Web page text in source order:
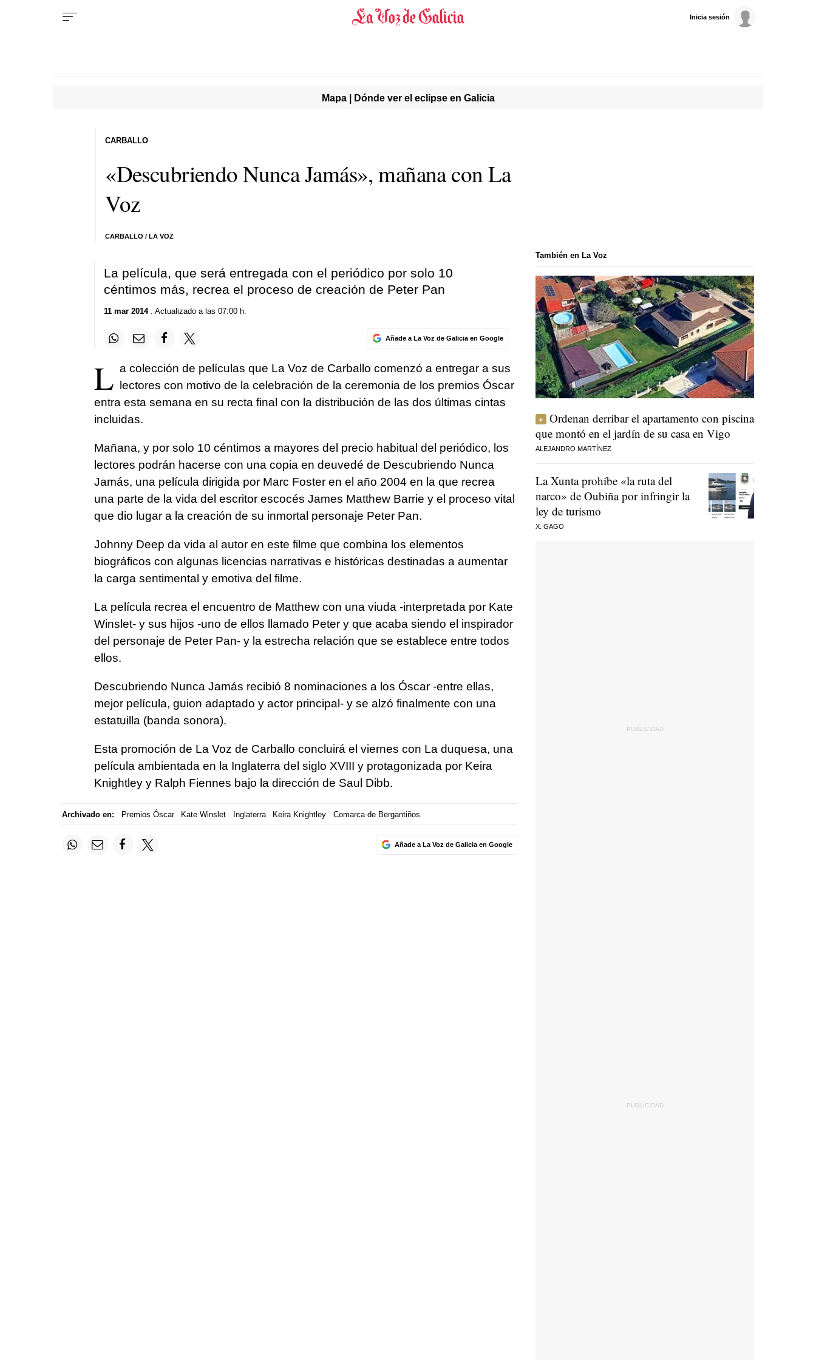
Inicia sesión
Mapa | Dónde ver el eclipse en Galicia
«Descubriendo Nunca Jamás», mañana con La
Voz
CARBALLO / LA VOZ
CARBALLO
La película, que será entregada con el periódico por solo 10
céntimos más, recrea el proceso de creación de Peter Pan
11 mar 2014. Actualizado a las 07:00 h.
Añade a La Voz de Galicia en Google
L a colección de películas que La Voz de Carballo comenzó a entregar a sus
lectores con motivo de la celebración de la ceremonia de los premios Óscar
entra esta semana en su recta final con la distribución de las dos últimas cintas
incluidas.
Mañana, y por solo 10 céntimos a mayores del precio habitual del periódico, los
lectores podrán hacerse con una copia en deuvedé de Descubriendo Nunca
Jamás, una película dirigida por Marc Foster en el año 2004 en la que recrea
una parte de la vida del escritor escocés James Matthew Barrie y el proceso vital
que dio lugar a la creación de su inmortal personaje Peter Pan.
Johnny Deep da vida al autor en este filme que combina los elementos
biográficos con algunas licencias narrativas e históricas destinadas a aumentar
la carga sentimental y emotiva del filme.
La película recrea el encuentro de Matthew con una viuda -interpretada por Kate
Winslet- y sus hijos -uno de ellos llamado Peter y que acaba siendo el inspirador
del personaje de Peter Pan- y la estrecha relación que se establece entre todos
ellos.
Descubriendo Nunca Jamás recibió 8 nominaciones a los Óscar -entre ellas,
mejor película, guion adaptado y actor principal- y se alzó finalmente con una
estatuilla (banda sonora).
Esta promoción de La Voz de Carballo concluirá el viernes con La duquesa, una
película ambientada en la Inglaterra del siglo XVIII y protagonizada por Keira
Knightley y Ralph Fiennes bajo la dirección de Saul Dibb.
Archivado en: Premios Óscar Kate Winslet Inglaterra Keira Knightley Comarca de Bergantiños
Añade a La Voz de Galicia en Google
También en La Voz
Ordenan derribar el apartamento con piscina
que montó en el jardín de su casa en Vigo
ALEJANDRO MARTÍNEZ
La Xunta prohíbe «la ruta del
narco» de Oubiña por infringir la
ley de turismo
X. GAGO